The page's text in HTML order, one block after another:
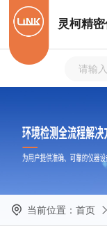
灵柯精
当前位置： 首页